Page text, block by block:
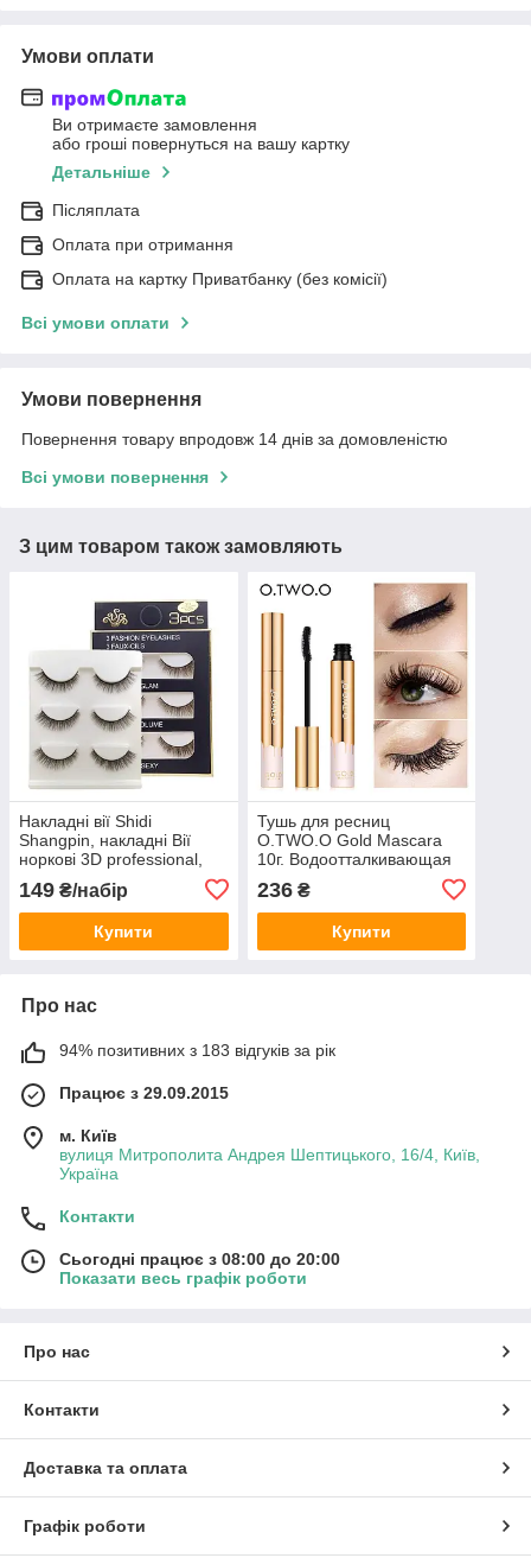
Умови оплати
Ви отримаєте замовлення
або гроші повернуться на вашу картку
Детальніше
Післяплата
Оплата при отримання
Оплата на картку Приватбанку (без комісії)
Всі умови оплати
Умови повернення
Повернення товару впродовж 14 днів за домовленістю
Всі умови повернення
З цим товаром також замовляють
Накладні вії Shidi
Shangpin, накладні Вії
норкові 3D professional,
Багаторазові накладні вії
149 ₴/набір
Купити
Тушь для ресниц
O.TWO.O Gold Mascara
10г. Водоотталкивающая
ресницы вдвое
236₴
Купити
Про нас
94% позитивних з 183 відгуків за рік
Працює з 29.09.2015
м. Київ
вулиця Митрополита Андрея Шептицького, 16/4, Київ,
Україна
Контакти
Сьогодні працює з 08:00 до 20:00
Показати весь графік роботи
Про нас
Контакти
Доставка та оплата
Графік роботи